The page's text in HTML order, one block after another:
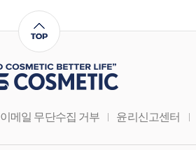
이메일 무단수집 거부 윤리신고센터